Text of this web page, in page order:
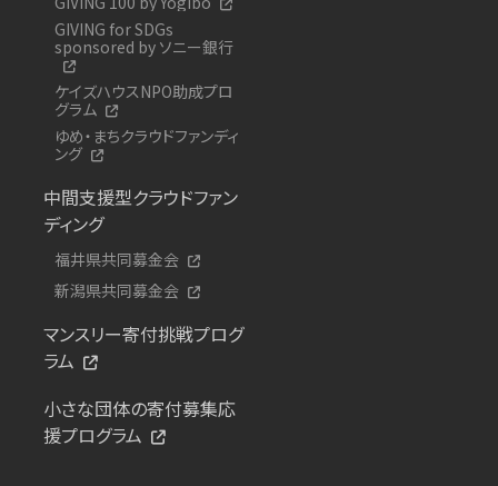
GIVING for SDGs
sponsored by ソニー銀行
ケイズハウスNPO助成プロ
グラム
ゆめ・まちクラウドファンディ
ング
中間支援型クラウドファン
ディング
福井県共同募金会
新潟県共同募金会
マンスリー寄付挑戦プログ
ラム
小さな団体の寄付募集応
援プログラム